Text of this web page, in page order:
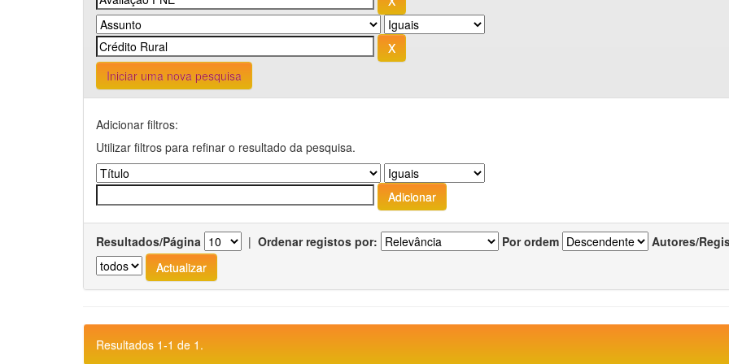
Iniciar uma nova pesquisa
Adicionar filtros:
Utilizar filtros para refinar o resultado da pesquisa.
Resultados/Página | Ordenar registos por: Por ordem Autores/
Resultados 1-1 de 1.